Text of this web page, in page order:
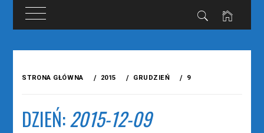
STRONA GŁÓWNA 2015 GRUDZIEŃ 9
DZIEŃ:2015-12-09